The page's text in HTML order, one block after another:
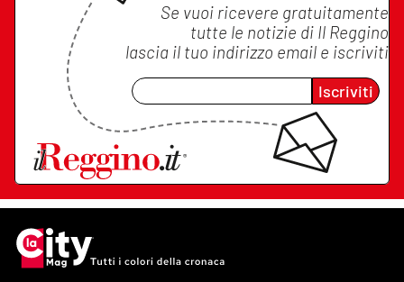
Se vuoi ricevere gratuitamente
tutte le notizie di Il Reggino
lascia il tuo indirizzo email e iscriviti
Iscriviti